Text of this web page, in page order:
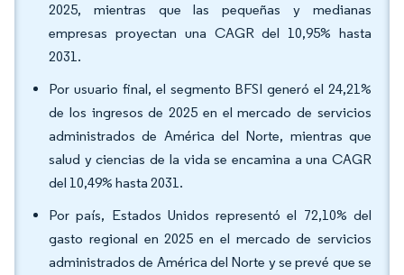
2025, mientras que las pequeñas y medianas
empresas proyectan una CAGR del 10,95% hasta
2031.
Por usuario final, el segmento BFSI generó el 24,21%
de los ingresos de 2025 en el mercado de servicios
administrados de América del Norte, mientras que
salud y ciencias de la vida se encamina a una CAGR
del 10,49% hasta 2031.
Por país, Estados Unidos representó el 72,10% del
gasto regional en 2025 en el mercado de servicios
administrados de América del Norte y se prevé que se